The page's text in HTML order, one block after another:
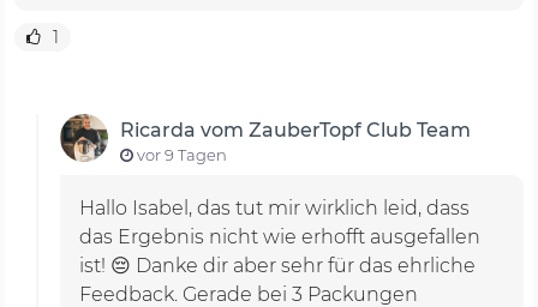
1
Ricarda vom ZauberTopf Club Team
vor 9 Tagen
Hallo Isabel, das tut mir wirklich leid, dass
das Ergebnis nicht wie erhofft ausgefallen
ist! 😔 Danke dir aber sehr für das ehrliche
Feedback. Gerade bei 3 Packungen